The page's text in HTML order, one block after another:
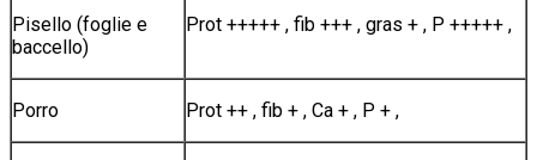
Pisello (foglie e
baccello)
Prot +++++ , fib +++ , gras + , P +++++ ,
Porro Prot ++ , fib + , Ca + , P + ,